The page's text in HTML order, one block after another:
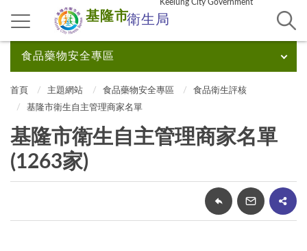
基隆市衛生局
Keelung City Government
食品藥物安全專區
首頁 主題網站 食品藥物安全專區
食品衛生評核
基隆市衛生自主管理商家名單
基隆市衛生自主管理商家名單
(1263家)